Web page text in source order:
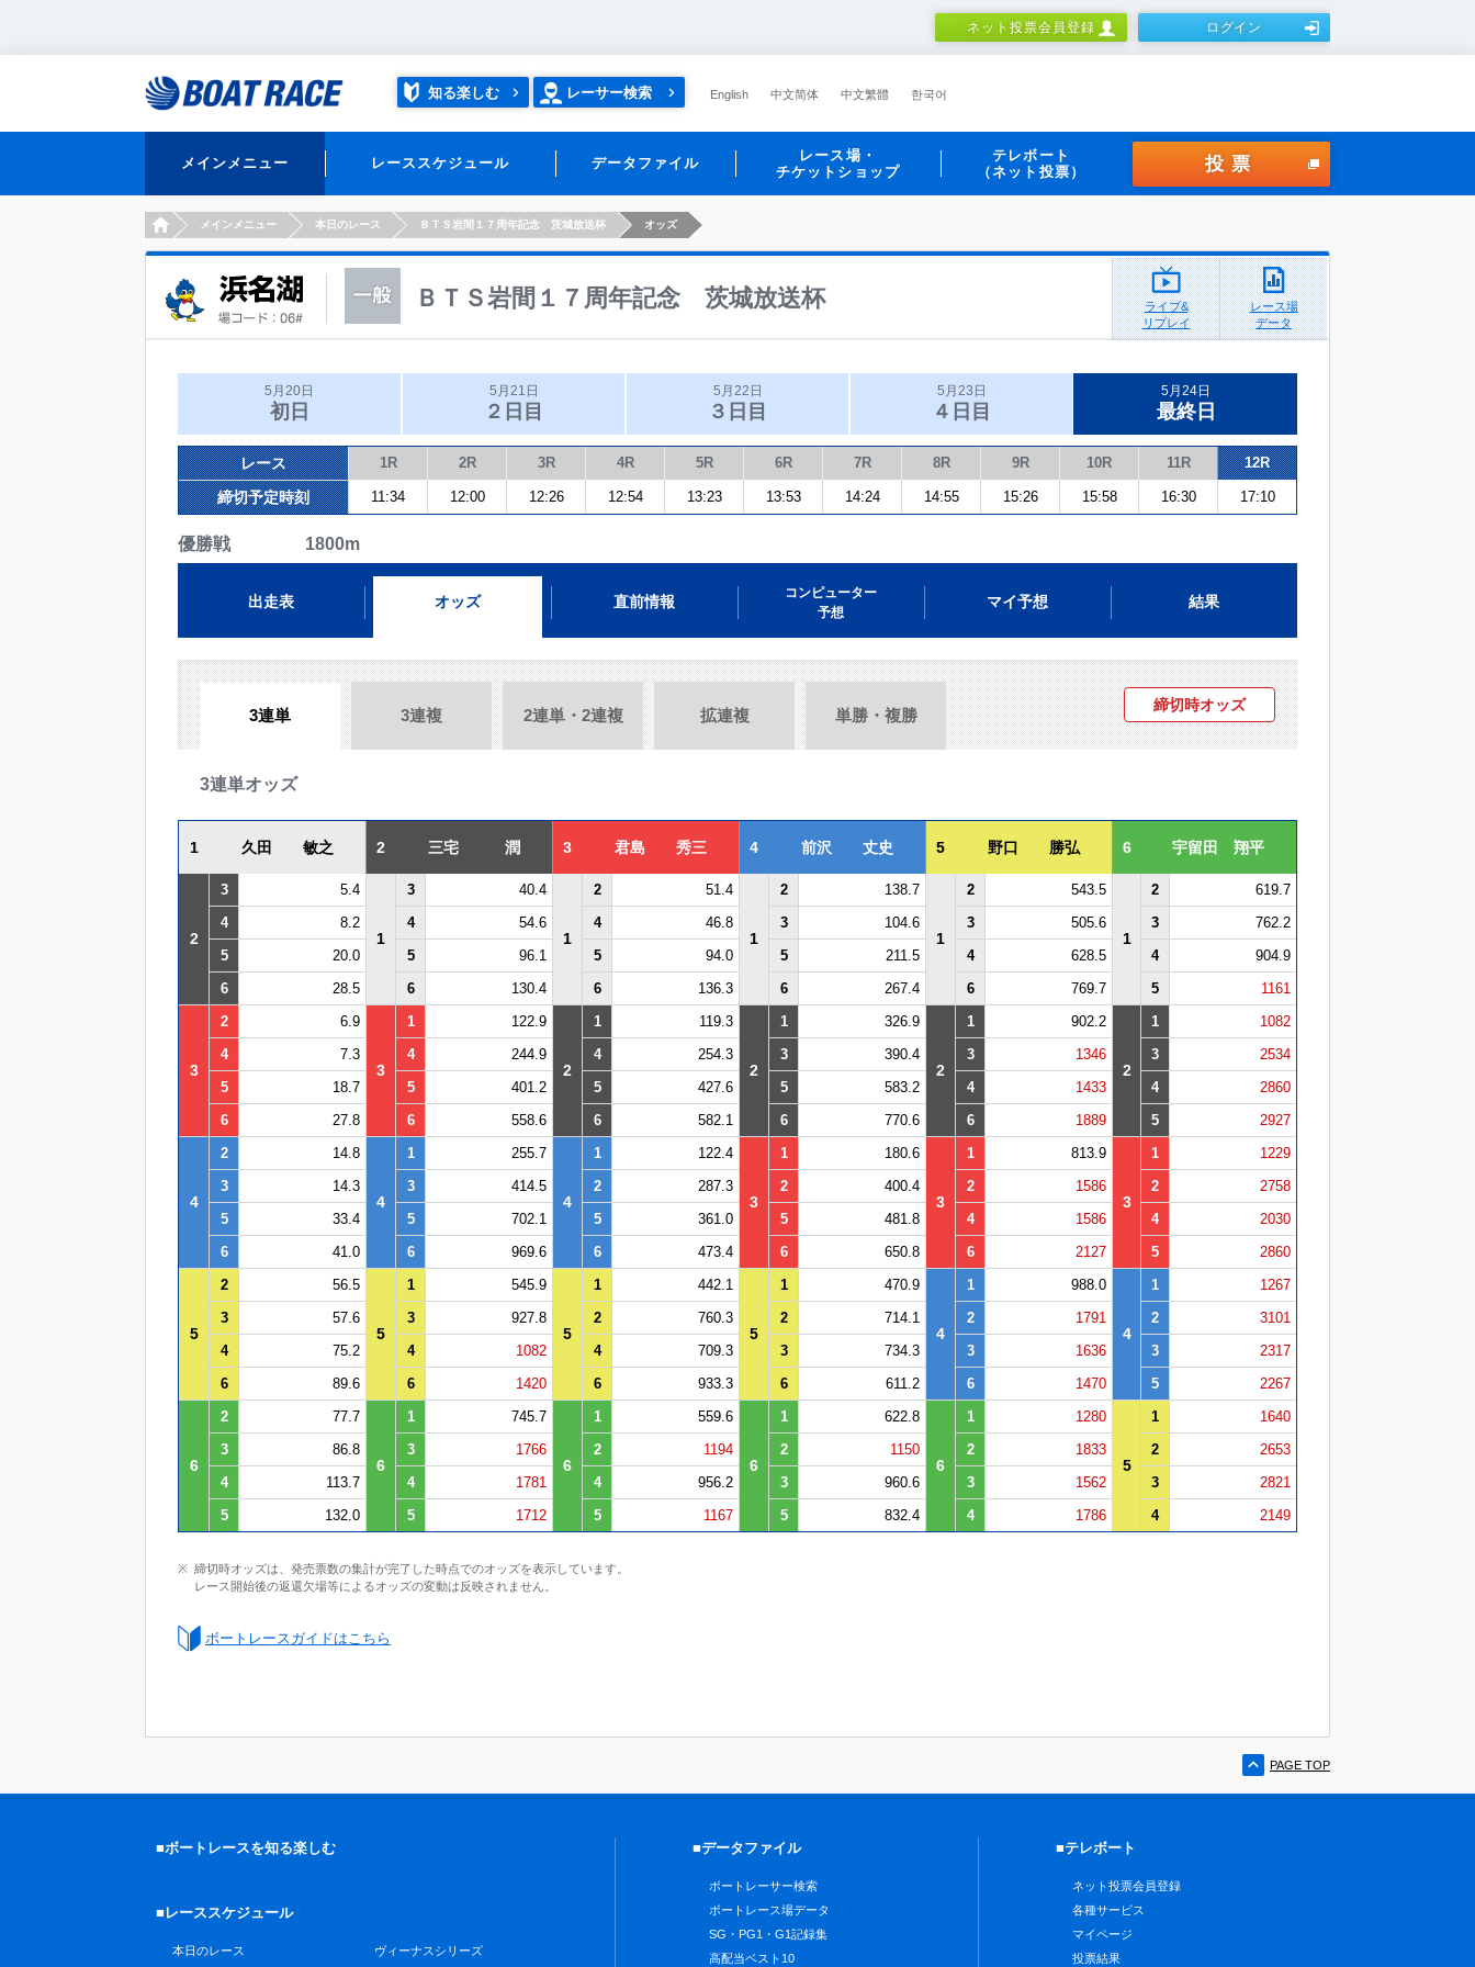
ネット投票会員登録 ログイン
知る楽しむ レーサー検索 English 中文简体 中文繁體 한국어
メインメニュー レーススケジュール データファイル
レース場・
チケットショップ
テレボート
（ネット投票）
投票
HOMEメインメニュー 本日のレース ＢＴＳ岩間１７周年記念 茨城放送杯 オッズ
ＢＴＳ岩間１７周年記念 茨城放送杯
ライブ&
リプレイ
レース場
データ
5月20日
初日
5月21日
２日目
5月22日
３日目
5月23日
４日目
5月24日
最終日
レース 1R 2R 3R 4R 5R 6R 7R 8R 9R 10R 11R 12R
締切予定時刻 11:34 12:00 12:26 12:54 13:23 13:53 14:24 14:55 15:26 15:58 16:30 17:10
優勝戦 1800m
出走表 オッズ 直前情報
コンピューター
予想
マイ予想 結果
3連単 3連複 2連単・2連複 拡連複 単勝・複勝
締切時オッズ
3連単オッズ
1 久田 敏之 2 三宅 潤 3 君島 秀三 4 前沢 丈史 5 野口 勝弘 6 宇留田 翔平
2
3 5.4
1
3 40.4
1
2 51.4
1
2 138.7
1
2 543.5
1
2
619.7
4
8.2 4 54.6 4 46.8 3 104.6 3 505.6 3
762.2
5
20.0 5 96.1 5 94.0 5 211.5 4 628.5 4
904.9
6
28.5 6 130.4 6 136.3 6 267.4 6 769.7 5 1161
3
2 6.9
3
1 122.9
2
1 119.3
2
1 326.9
2
1 902.2
2
1
1082
4
7.3 4 244.9 4 254.3 3 390.4 3 1346 3
2534
5
18.7 5 401.2 5 427.6 5 583.2 4 1433 4
2860
6
27.8 6 558.6 6 582.1 6 770.6 6 1889 5 2927
4
2 14.8
4
1 255.7
4
1 122.4
3
1 180.6
3
1 813.9
3
1
1229
3
14.3 3 414.5 2 287.3 2 400.4 2 1586 2
2758
5
33.4 5 702.1 5 361.0 5 481.8 4 1586 4
2030
6
41.0 6 969.6 6 473.4 6 650.8 6 2127 5 2860
5
2 56.5
5
1 545.9
5
1 442.1
5
1 470.9
4
1 988.0
4
1
1267
3
57.6 3 927.8 2 760.3 2 714.1 2 1791 2
3101
4
75.2 4 1082 4 709.3 3 734.3 3 1636 3
2317
6
89.6 6 1420 6 933.3 6 611.2 6 1470 5 2267
6
2 77.7
6
1 745.7
6
1 559.6
6
1 622.8
6
1 1280
5
1
1640
3
86.8 3 1766 2 1194 2 1150 2 1833 2
2653
4
113.7 4 1781 4 956.2 3 960.6 3 1562 3
2821
5
132.0 5 1712 5 1167 5 832.4 4 1786 4 2149
締切時オッズは、発売票数の集計が完了した時点でのオッズを表示しています。
レース開始後の返還欠場等によるオッズの変動は反映されません。
ボートレースガイドはこちら
PAGE TOP
■ボートレースを知る楽しむ
■レーススケジュール
本日のレース ヴィーナスシリーズ
■データファイル
ボートレーサー検索
ボートレース場データ
SG・PG1・G1記録集
高配当ベスト10
■テレボート
ネット投票会員登録
各種サービス
マイページ
投票結果